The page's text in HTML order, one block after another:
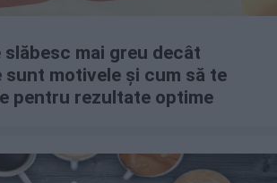
slăbesc mai greu decât
sunt motivele și cum să te
pentru rezultate optime